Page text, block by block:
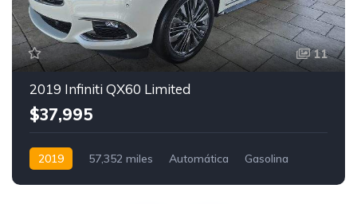
11
2019 Infiniti QX60 Limited
$37,995
2019 57,352 miles Automática
Gasolina